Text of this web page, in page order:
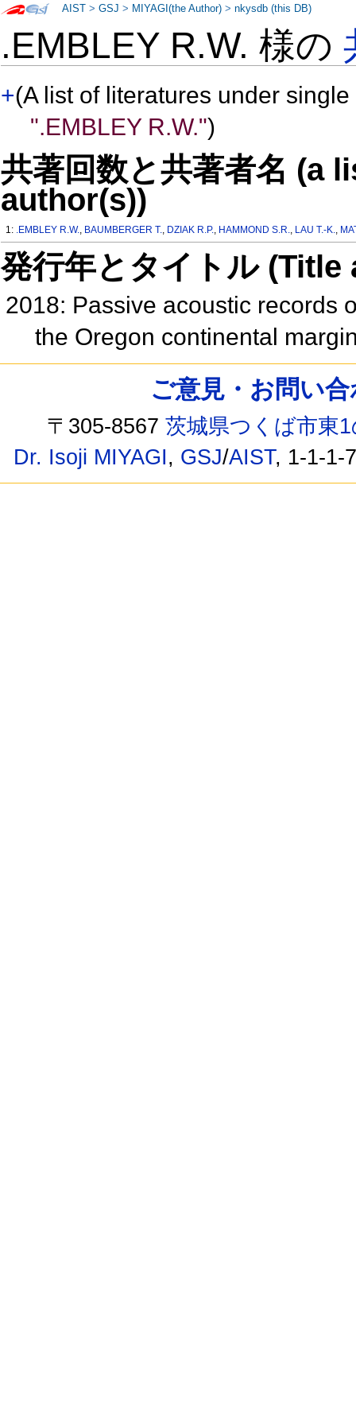
.EMBLEY R.W. 様の
+(A list of literatures under
".EMBLEY R.W.")
共著回数と共著者名 (a
author(s))
1: .EMBLEY R.W., BAUMBERGER T., DZIAK R.P., HAMMOND S.R., LAU T.-K.,
発行年とタイトル
2018: Passive acoustic records
the Oregon continental
AIST >GSJ > MIYAGI(the Author) >nkysdb (this DB)
ご意見・お問い
〒305-8567茨城県つくば市東
Dr. Isoji MIYAGI, GSJ/AIST, 1-1-1-